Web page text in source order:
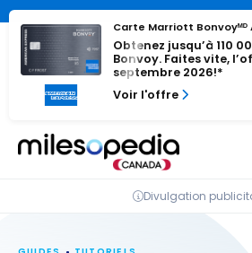
Panneau de gestion des cookies
Passer
contenu
Carte Marriott Bonvoyᴹᴰ
Obtenez jusqu’à 110
Bonvoy. Faites vite,
septembre 2026!*
Voir l'offre
Divulgation